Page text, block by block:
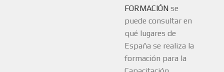
FORMACIÓN se
puede consultar en
qué lugares de
España se realiza la
formación para la